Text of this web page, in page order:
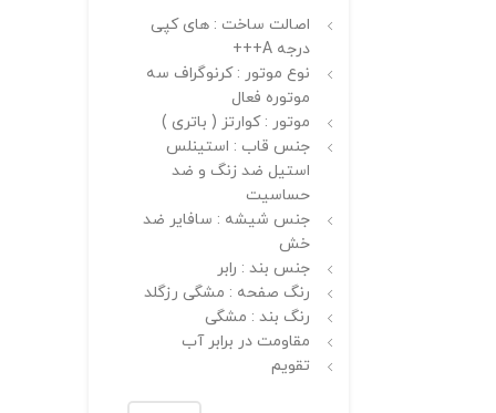
اصالت ساخت : های کپی
درجه A+++
نوع موتور : کرنوگراف سه
موتوره فعال
موتور : کوارتز ( باتری )
جنس قاب : استینلس
استیل ضد زنگ و ضد
حساسیت
جنس شیشه : سافایر ضد
خش
جنس بند : رابر
رنگ صفحه : مشگی رزگلد
رنگ بند : مشگی
مقاومت در برابر آب
تقویم